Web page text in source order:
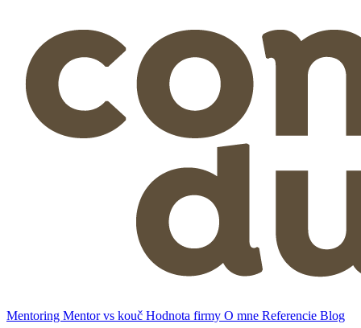
Mentoring Mentor vs kouč Hodnota firmy O mne Referencie Blog